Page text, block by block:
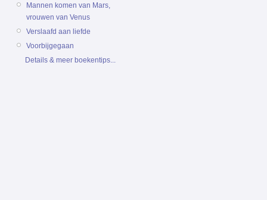
Mannen komen van Mars,
vrouwen van Venus
Verslaafd aan liefde
Voorbijgegaan
Details & meer boekentips...